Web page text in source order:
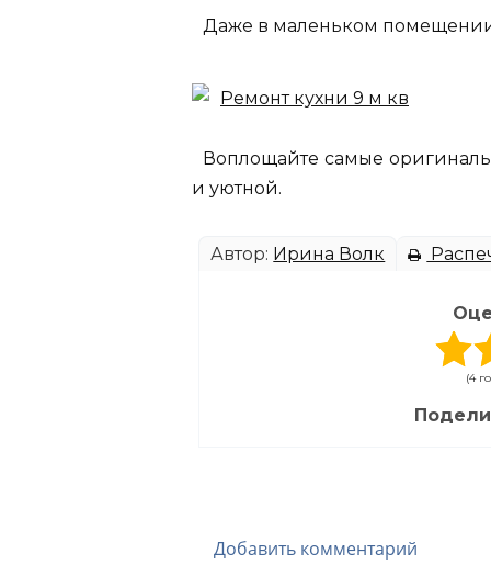
Даже в маленьком
Воплощайте самые
и уютной.
Автор: Ирина Волк
(4
Добавить комментарий